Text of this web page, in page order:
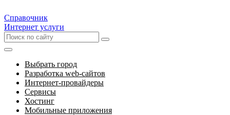
Справочник
Интернет услуги
Выбрать город
Разработка web-сайтов
Интернет-провайдеры
Сервисы
Хостинг
Мобильные приложения